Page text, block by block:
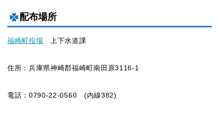
配布場所
福崎町役場 上下水道課
住所：兵庫県神崎郡福崎町南田原3116-1
電話：0790-22-0560 (内線382)